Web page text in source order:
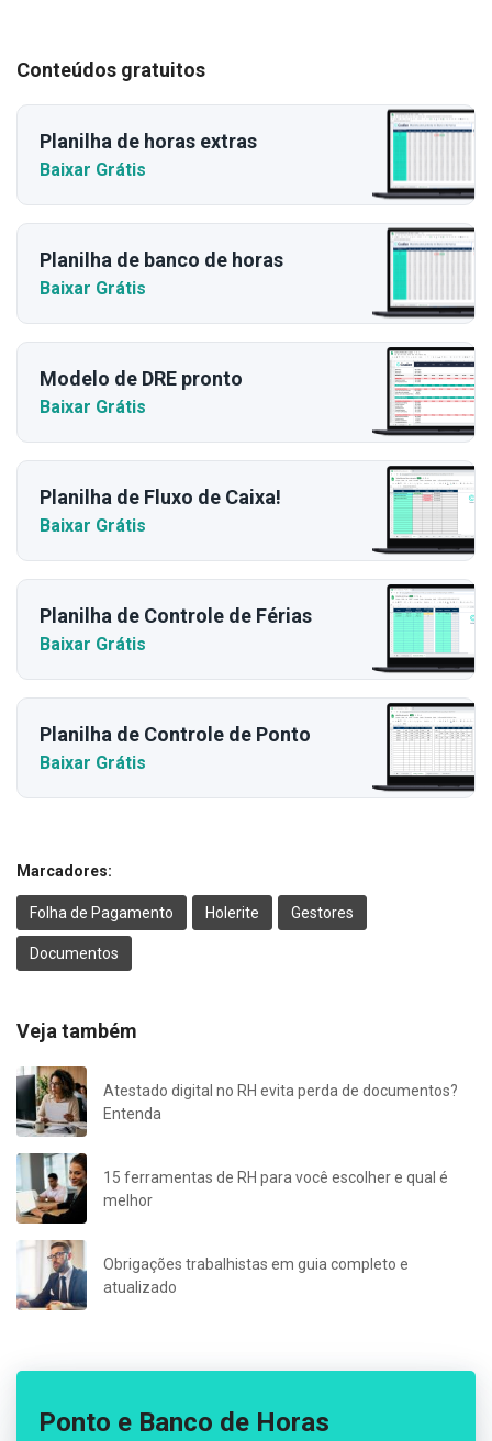
Conteúdos gratuitos
Planilha de horas extras
Baixar Grátis
Planilha de banco de horas
Baixar Grátis
Modelo de DRE pronto
Baixar Grátis
Planilha de Fluxo de Caixa!
Baixar Grátis
Planilha de Controle de Férias
Baixar Grátis
Planilha de Controle de Ponto
Baixar Grátis
Marcadores:
Folha de Pagamento Holerite Gestores
Documentos
Veja também
Atestado digital no RH evita perda de documentos?
Entenda
15 ferramentas de RH para você escolher e qual é
melhor
Obrigações trabalhistas em guia completo e
atualizado
Ponto e Banco de Horas